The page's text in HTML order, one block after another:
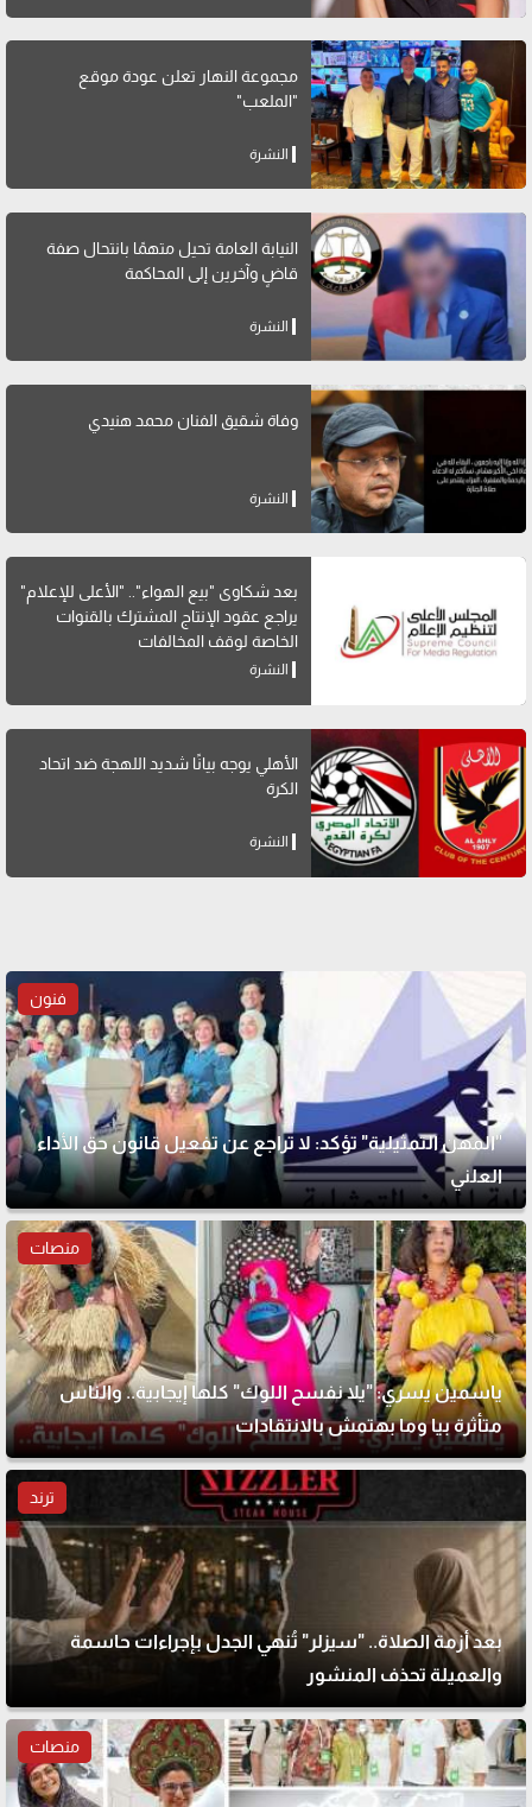
مجموعة النهار تعلن عودة موقع
"الملعب"
النشرة
النيابة العامة تحيل متهمًا بانتحال صفة
قاضٍ وآخرين إلى المحاكمة
النشرة
وفاة شقيق الفنان محمد هنيدي
النشرة
بعد شكاوى "بيع الهواء".. "الأعلى للإعلام"
يراجع عقود الإنتاج المشترك بالقنوات
الخاصة لوقف المخالفات
النشرة
الأهلي يوجه بيانًا شديد اللهجة ضد اتحاد
الكرة
النشرة
فنون
"المهن التمثيلية" تؤكد: لا تراجع عن تفعيل قانون حق الأداء
العلني
منصات
ياسمين يسري: "يلا نفسح اللوك" كلها إيجابية.. والناس
متأثرة بيا وما بهتمش بالانتقادات
ترند
بعد أزمة الصلاة.. "سيزلر" تُنهي الجدل بإجراءات حاسمة
والعميلة تحذف المنشور
منصات